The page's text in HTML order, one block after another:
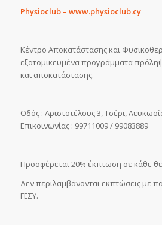
Physioclub – www.physioclub.cy
Κέντρο Αποκατάστασης και
εξατομικευμένα προγράμματα
και αποκατάστασης.
Οδός : Αριστοτέλους 3, Τσέρι,
Επικοινωνίας : 99711009 / 99083889
Προσφέρεται 20% έκπτωση σε κάθε
Δεν περιλαμβάνονται εκπτώσεις με
ΓΕΣΥ.